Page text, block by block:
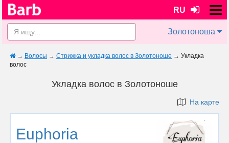
RU
Золотоноша
→ Волосы → Стрижка и укладка волос в Золотоноше → Укладка
волос
Укладка волос в Золотоноше
На карте
Euphoria